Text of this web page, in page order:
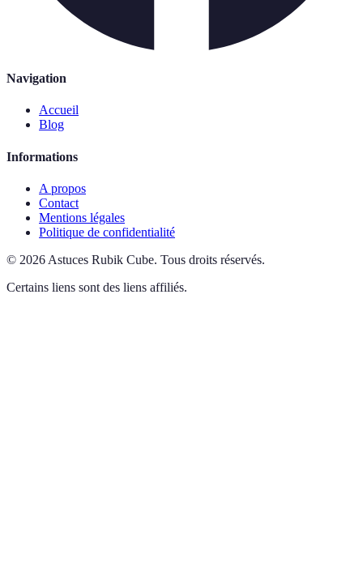
Navigation
Accueil
Blog
Informations
A propos
Contact
Mentions légales
Politique de confidentialité
© 2026 Astuces Rubik Cube. Tous droits réservés.
Certains liens sont des liens affiliés.